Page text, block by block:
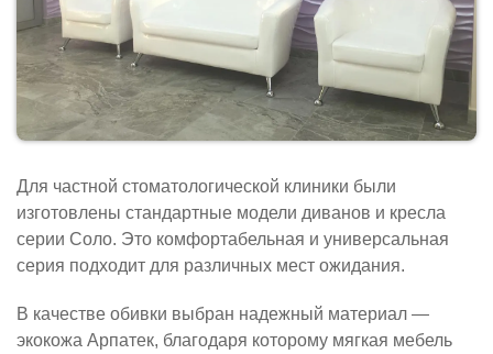
Для частной стоматологической клиники были
изготовлены стандартные модели диванов и кресла
серии Соло. Это комфортабельная и универсальная
серия подходит для различных мест ожидания.
В качестве обивки выбран надежный материал —
экокожа Арпатек, благодаря которому мягкая мебель